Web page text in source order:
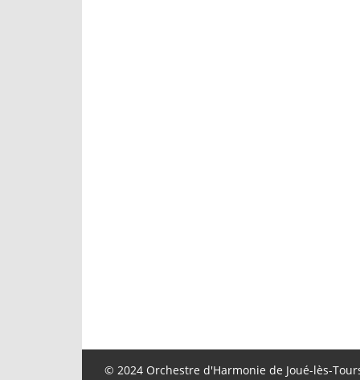
© 2024 Orchestre d'Harmonie de Joué-lès-